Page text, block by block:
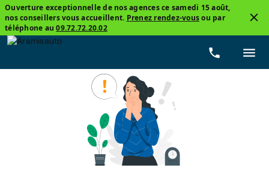
Ouverture exceptionnelle de nos agences ce samedi 15 août,
nos conseillers vous accueillent. Prenez rendez-vousou par
téléphone au09.72.72.20.02